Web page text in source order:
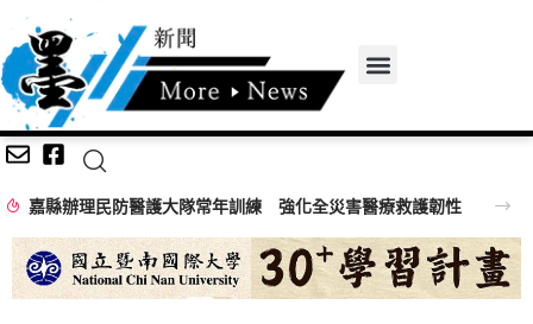
嘉義縣2026城鎮韌性防空演習